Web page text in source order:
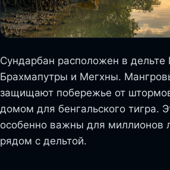
Сундарбан расположен в дельте
Брахмапутры и Мегхны.
защищают побережье от
домом для бенгальского тигра.
особенно важны для миллионов
рядом с дельтой.